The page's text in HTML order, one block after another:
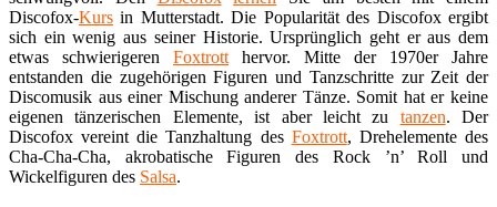
Discofox-Kurs in Mutterstadt. Die Popularität des Discofox ergibt
sich ein wenig aus seiner Historie. Ursprünglich geht er aus dem
etwas schwierigeren Foxtrott hervor. Mitte der 1970er Jahre
entstanden die zugehörigen Figuren und Tanzschritte zur Zeit der
Discomusik aus einer Mischung anderer Tänze. Somit hat er keine
eigenen tänzerischen Elemente, ist aber leicht zu tanzen. Der
Discofox vereint die Tanzhaltung des Foxtrott, Drehelemente des
Cha-Cha-Cha, akrobatische Figuren des Rock ’n’ Roll und
Wickelfiguren des Salsa.